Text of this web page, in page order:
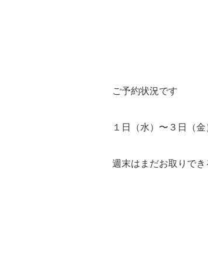
ご予約状況です
１日（水）〜３日（
週末はまだお取りで